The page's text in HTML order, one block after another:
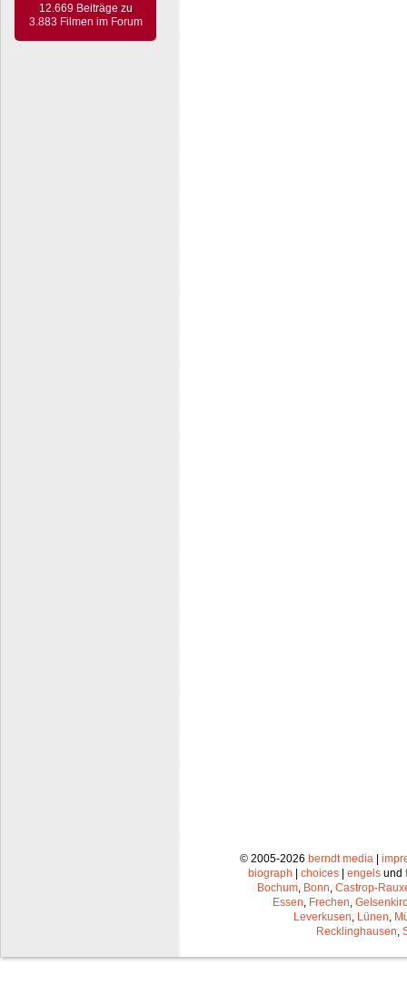
12.669 Beiträge zu
3.883 Filmen im Forum
© 2005-2026 berndt media |
biograph | choices | engels und
Bochum Bonn Castrop-
Essen Frechen
Leverkusen Lünen
Recklinghausen